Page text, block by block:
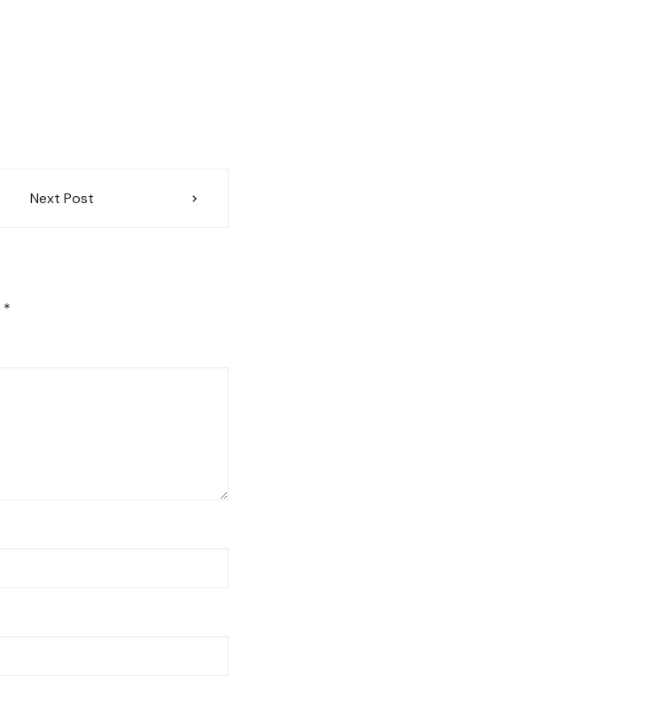
Next Post
*